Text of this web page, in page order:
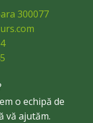
300077
o echipă de
vă ajutăm.